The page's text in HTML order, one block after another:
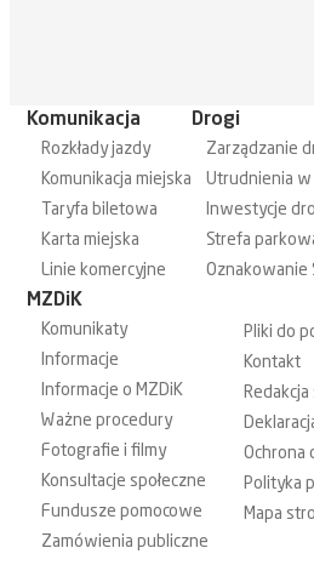
Komunikacja
Rozkłady jazdy
Komunikacja miejska
Taryfa biletowa
Karta miejska
Linie komercyjne
Drogi
Zarządzanie
Utrudnienia w
Inwestycje
Strefa
Oznakowanie
MZDiK
Komunikaty
Informacje
Informacje o MZDiK
Ważne procedury
Fotografie i filmy
Konsultacje społeczne
Fundusze pomocowe
Zamówienia publiczne
Pliki do
Kontakt
Ochrona
Polityka
Mapa